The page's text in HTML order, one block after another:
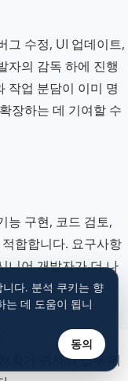
그 수정, UI 업데이트,
자의 감독 하에 진행
작업 분담이 이미 명
장하는 데 기여할 수
능 구현, 코드 검토,
합합니다. 요구사항
니어 개발자가 더 나
희가 귀사의 업무 위
다. 분석 쿠키는 향
는 데 도움이 됩니
동의